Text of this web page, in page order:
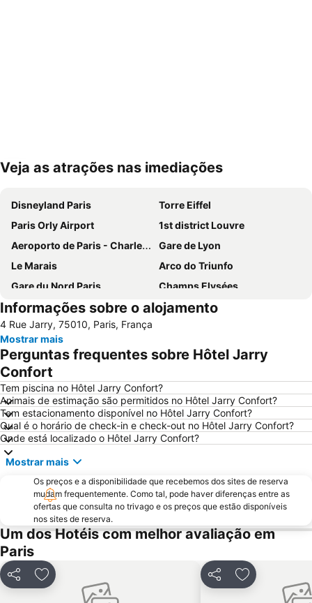
Ampliar mapa
Veja as atrações nas imediações
Disneyland Paris
Torre Eiffel
Paris Orly Airport
1st district Louvre
Aeroporto de Paris - Charles de Gaulle
Gare de Lyon
Le Marais
Arco do Triunfo
Gare du Nord Paris
Champs Elysées
58 tour eiffel
Quartier Latin
8th district Élysée
Museu do Louvre
6th district Luxembourg
Paris Expo Porte de Versailles
Montparnasse
Stade de France
7th district Palais Bourbon
15th district Vaugirard
Disney Village
3rd district Temple
Bercy
14th district Observatoire
4th district Hôtel-de-Ville
18th district la Butte-Montmartre
11th district Popincourt
Notre-Dame Cathedral
Centre commercial International Val d'Europe
2nd district la Bourse
Palais des Congrès de Paris
Palais Garnier Opera National de Paris
Les Halles
Nation Metro Station
Galerias Lafayette Paris Haussmann
Jardim de Luxemburgo
Informações sobre o alojamento
4 Rue Jarry, 75010, Paris, França
Mostrar mais
Perguntas frequentes sobre Hôtel Jarry
Confort
Tem piscina no Hôtel Jarry Confort?
Animais de estimação são permitidos no Hôtel Jarry Confort?
Tem estacionamento disponível no Hôtel Jarry Confort?
Qual é o horário de check-in e check-out no Hôtel Jarry Confort?
Onde está localizado o Hôtel Jarry Confort?
Mostrar mais
Os preços e a disponibilidade que recebemos dos sites de reserva
mudam frequentemente. Como tal, pode haver diferenças entre as
ofertas que consulta no trivago e os preços que estão disponíveis
nos sites de reserva.
Um dos Hotéis com melhor avaliação em
Paris
PartilharAdicionar aos favoritos PartilharAdicionar